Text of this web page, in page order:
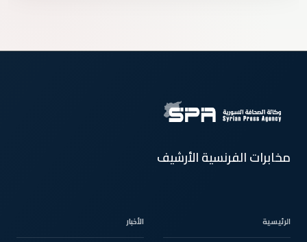
مخابرات الفرنسية الأرشيف
الرئيسية الأخبار